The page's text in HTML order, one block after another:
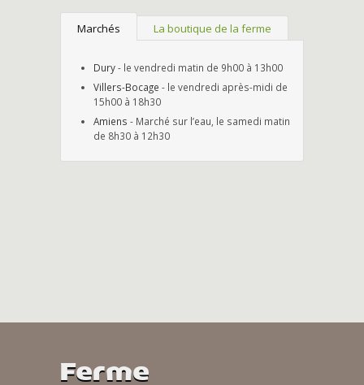
Marchés La boutique de la ferme
Dury- le vendredi matin de 9h00 à 13h00
Villers-Bocage - le vendredi après-midi de
15h00 à 18h30
Amiens - Marché sur l’eau, le samedi matin
de 8h30 à 12h30
Ferme